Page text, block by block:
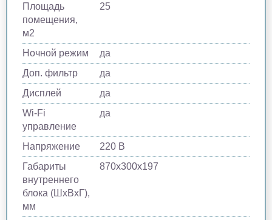
Площадь
помещения,
м2
25
Ночной режим
да
Доп. фильтр
да
Дисплей
да
Wi-Fi
управление
да
Напряжение
220 В
Габариты
внутреннего
блока (ШхВхГ),
мм
870х300х197